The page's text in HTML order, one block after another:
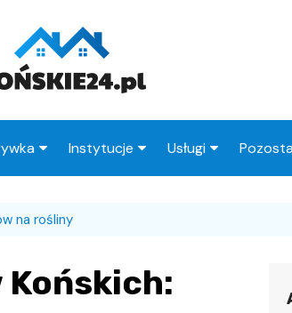
Instytucje
MOPS
Usługi
na rośliny
Końskich: